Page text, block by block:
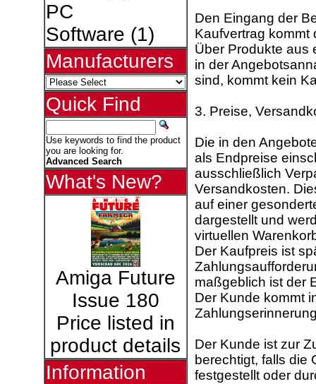
PC
Software (1)
Manufacturers
Quick Find
Use keywords to find the product
you are looking for.
Advanced Search
What's New?
Amiga Future
Issue 180
Price listed in
product details
Information
Den Eingang der
Kaufvertrag kommt
Über Produkte aus
in der
sind, kommt kein
3. Preise,
Die in den
als Endpreise
ausschließlich
Versandkosten.
auf einer
dargestellt und
virtuellen
Der Kaufpreis ist
maßgeblich ist der
Der Kunde kommt
Der Kunde ist zur
berechtigt, falls die
festgestellt oder